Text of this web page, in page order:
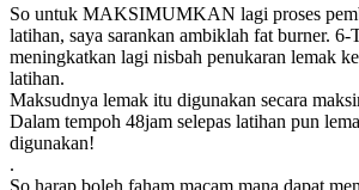
So untuk MAKSIMUMKAN lagi proses
latihan, saya sarankan ambiklah fat burner.
meningkatkan lagi nisbah penukaran lemak
latihan.
Maksudnya lemak itu digunakan secara
Dalam tempoh 48jam selepas latihan pun
digunakan!
.